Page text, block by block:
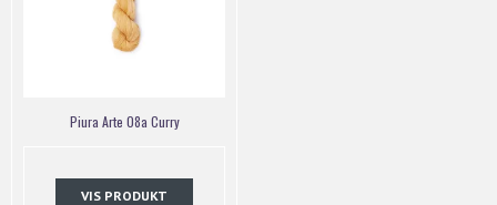
Piura Arte 08a Curry
VIS PRODUKT